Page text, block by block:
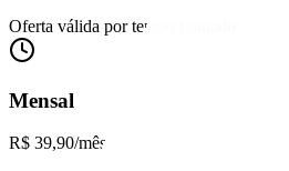
Oferta válida por tempo limitado
Mensal
R$ 39,90/mês